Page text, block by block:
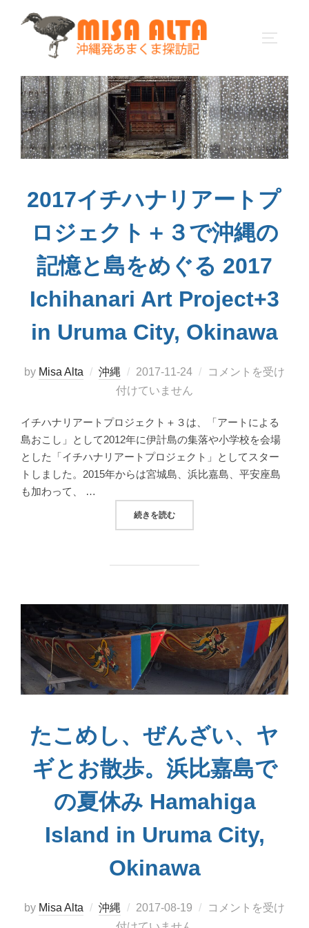
2017イチハナリアートプ
ロジェクト＋３で沖縄の
記憶と島をめぐる 2017
Ichihanari Art Project+3
in Uruma City, Okinawa
by Misa Alta 沖縄
投
稿
2017-11-24
コメントを受け
付けていません
イチハナリアートプロジェクト＋３は、「アートによる
島おこし」として2012年に伊計島の集落や小学校を会場
とした「イチハナリアートプロジェクト」としてスター
トしました。2015年からは宮城島、浜比嘉島、平安座島
も加わって、 …
続きを読む“2017イチハナリアートプロジェク
たこめし、ぜんざい、ヤ
ギとお散歩。浜比嘉島で
の夏休み Hamahiga
Island in Uruma City,
Okinawa
by Misa Alta 沖縄
投
稿
2017-08-19
コメントを受け